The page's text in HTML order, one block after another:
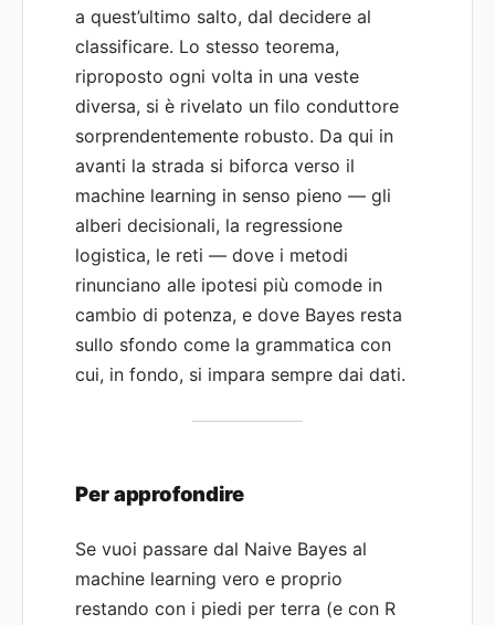
a quest’ultimo salto, dal decidere al
classificare. Lo stesso teorema,
riproposto ogni volta in una veste
diversa, si è rivelato un filo conduttore
sorprendentemente robusto. Da qui in
avanti la strada si biforca verso il
machine learning in senso pieno — gli
alberi decisionali, la regressione
logistica, le reti — dove i metodi
rinunciano alle ipotesi più comode in
cambio di potenza, e dove Bayes resta
sullo sfondo come la grammatica con
cui, in fondo, si impara sempre dai dati.
Per approfondire
Se vuoi passare dal Naive Bayes al
machine learning vero e proprio
restando con i piedi per terra (e con R